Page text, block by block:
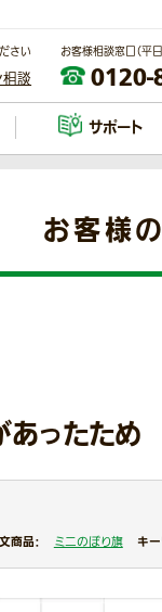
さい
談
お客様相談窓口（平
0120-
サポート
お客様
あったため
商品： ミニのぼり旗 キー